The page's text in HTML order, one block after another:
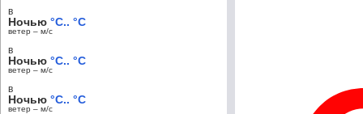
в
Ночью °C.. °C
ветер – м/c
в
Ночью °C.. °C
ветер – м/c
в
Ночью °C.. °C
ветер – м/c